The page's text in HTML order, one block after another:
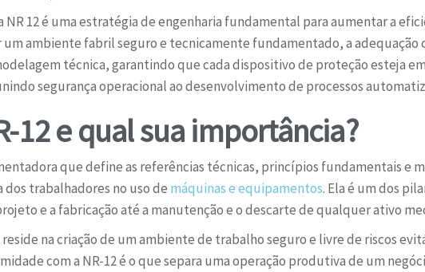
12 é uma estratégia de engenharia fundamental para aumentar a
um ambiente fabril seguro e tecnicamente fundamentado, a adequação
técnica, garantindo que cada dispositivo de proteção esteja
segurança operacional ao desenvolvimento de processos
12 e qual sua importância?
que define as referências técnicas, princípios fundamentais e
trabalhadores no uso de máquinas e equipamentos. Ela é um dos
e a fabricação até a manutenção e o descarte de qualquer ativo
na criação de um ambiente de trabalho seguro e livre de riscos
com a NR-12 é o que separa uma operação produtiva de um